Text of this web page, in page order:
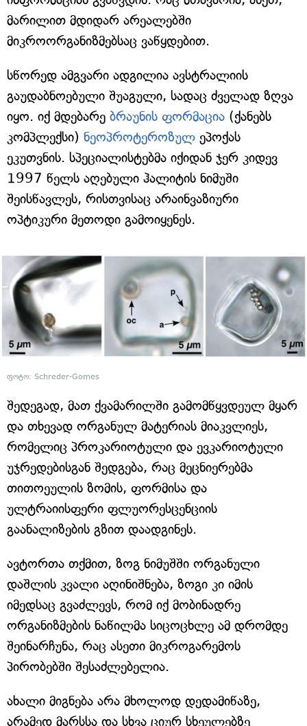
მარილით მდიდარ არეალებში
მიკროორგანიზმებსაც ვაწყდებით.
სწორედ ამგვარი ადგილია ავსტრალიის
გაუდაბნოებული შუაგული, სადაც ძველად ზღვა
იყო. იქ მდებარე ბრაუნის ფორმაცია (ქანებს
კომპლექსი) ნეოპროტეროზულ ეპოქას
ეკუთვნის. სპეციალისტებმა იქიდან ჯერ კიდევ
1997 წელს აღებული ჰალიტის ნიმუში
შეისწავლეს, რისთვისაც არაინვაზიური
ოპტიკური მეთოდი გამოიყენეს.
ფოტო: Schreder-Gomes
შედეგად, მათ ქვამარილში გამომწყვდეულ მყარ
და თხევად ორგანულ მატერიას მიაკვლიეს,
რომელიც პროკარიოტული და ევკარიოტული
უჯრედებისგან შედგება, რაც მეცნიერებმა
თითოეულის ზომის, ფორმისა და
ულტრაიისფერი ფლუორესცენციის
გაანალიზების გზით დაადგინეს.
ავტორთა თქმით, ზოგ ნიმუშში ორგანული
დაშლის კვალი აღინიშნება, ზოგი კი იმის
იმედსაც გვაძლევს, რომ იქ მობინადრე
ორგანიზმების ნაწილმა სიცოცხლე ამ დრომდე
შეინარჩუნა, რაც ასეთი მიკროგარემოს
პირობებში შესაძლებელია.
ახალი მიგნება არა მხოლოდ დედამიწაზე,
არამედ მარსსა და სხვა ციურ სხეულებზე